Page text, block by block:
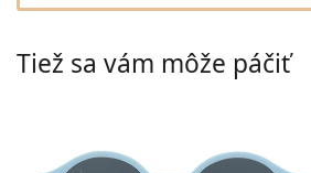
Persol
Všetky roztoky
Tiež sa vám môže páčiť